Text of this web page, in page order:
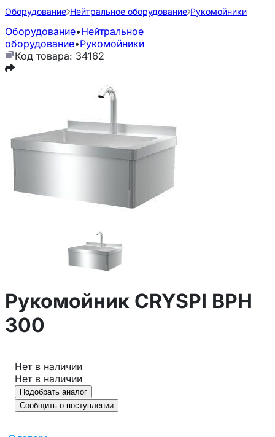
Оборудование Нейтральное оборудование Рукомойники
Оборудование•Нейтральное
оборудование•Рукомойники
Код товара: 34162
Рукомойник CRYSPI ВРН
300
Нет в наличии
Нет в наличии
Подобрать аналог
Сообщить о поступлении